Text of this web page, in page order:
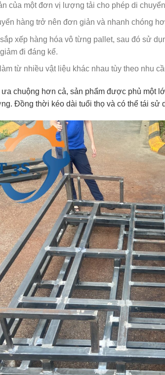
của một đơn vị lượng tải cho phép di
hàng trở nên đơn giản và nhanh chóng
xếp hàng hóa vô từng pallet, sau đó sử
đi đáng kể.
từ nhiều vật liệu khác nhau tùy theo nhu
chuộng hơn cả, sản phẩm được phủ một
Đồng thời kéo dài tuổi thọ và có thể tái sử